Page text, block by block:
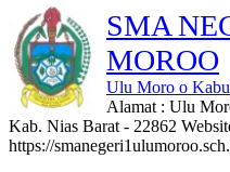
SMA
MOROO
Ulu Moro o
Alamat : Ulu
Kab. Nias Barat - 22862
https://